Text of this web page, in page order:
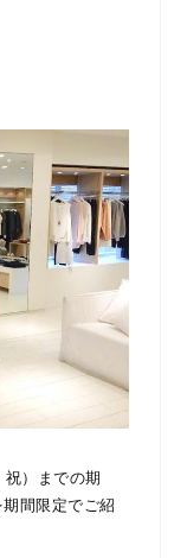
）までの期
間限定でご紹